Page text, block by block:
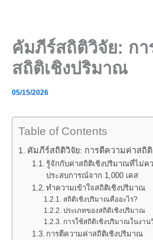
คัมภีร์สถิติวิจัย: ก
สถิติเชิงปริมาณ
05/15/2026
Table of Contents
คัมภีร์สถิติวิจัย: การตีความค่าสถิ
รู้จักกับค่าสถิติเชิงปริมาณที่ไม่ค
ประสบการณ์จาก 1,000 เคส
ทำความเข้าใจสถิติเชิงปริมาณ
สถิติเชิงปริมาณคืออะไร?
ประเภทของสถิติเชิงปริมาณ
การใช้สถิติเชิงปริมาณในงาน
การตีความค่าสถิติเชิงปริมาณ